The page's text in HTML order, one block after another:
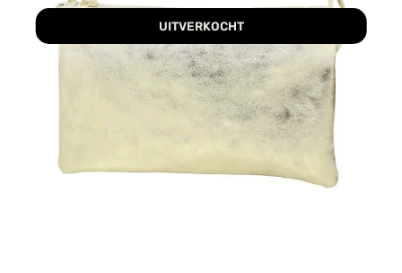
UITVERKOCHT